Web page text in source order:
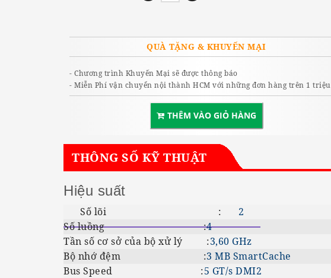
QUÀ TẶNG & KHUYẾN MẠI
- Chương trình Khuyến Mại sẽ được thông báo
- Miễn Phí vận chuyển nội thành HCM với những đơn hàng trên 1 triệu
THÊM VÀO GIỎ HÀNG
THÔNG SỐ KỸ THUẬT
Hiệu suất
Số lõi :
2
Số luồng :4
Tần số cơ sở của bộ xử lý :3,60 GHz
Bộ nhớ đệm :3 MB SmartCache
Bus Speed :5 GT/s DMI2